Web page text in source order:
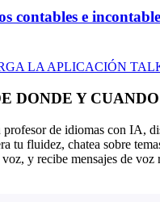
contables e
LA APLICACIÓN
DONDE Y
profesor de idiomas con IA,
tu fluidez, chatea sobre
y recibe mensajes de voz